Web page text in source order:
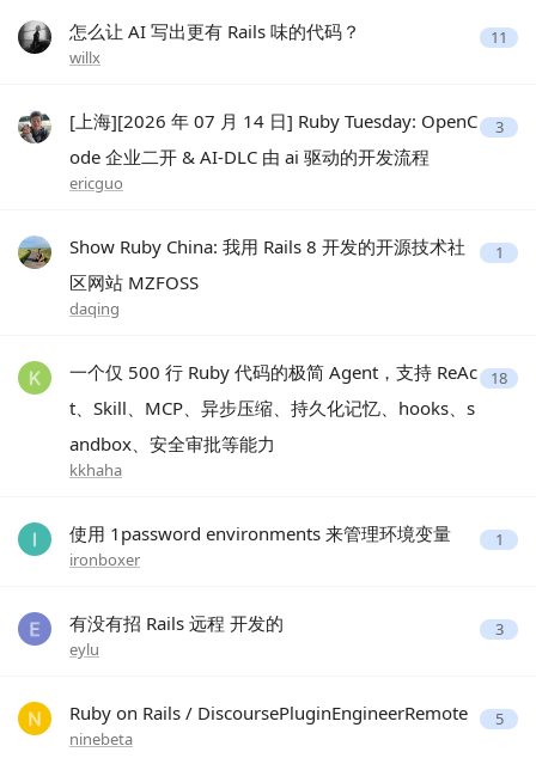
怎么让 AI 写出更有 Rails 味的代码？
willx
11
[上海][2026 年 07 月 14 日] Ruby Tuesday: OpenC
ode 企业二开 & AI-DLC 由 ai 驱动的开发流程
ericguo
3
Show Ruby China: 我用 Rails 8 开发的开源技术社
区网站 MZFOSS
daqing
1
一个仅 500 行 Ruby 代码的极简 Agent，支持 ReAc
t、Skill、MCP、异步压缩、持久化记忆、hooks、s
andbox、安全审批等能力
kkhaha
18
使用 1password environments 来管理环境变量
ironboxer
1
有没有招 Rails 远程 开发的
eylu
3
Ruby on Rails / DiscoursePluginEngineerRemote
ninebeta
5